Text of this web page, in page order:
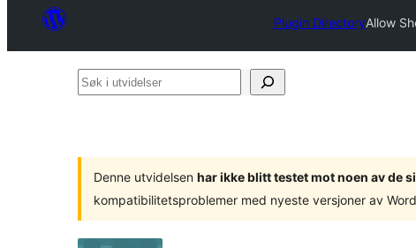
Plugin DirectoryAllow
Søk
Denne utvidelsen har ikke blitt testet mot noen av de
kompatibilitetsproblemer med nyeste versjoner av